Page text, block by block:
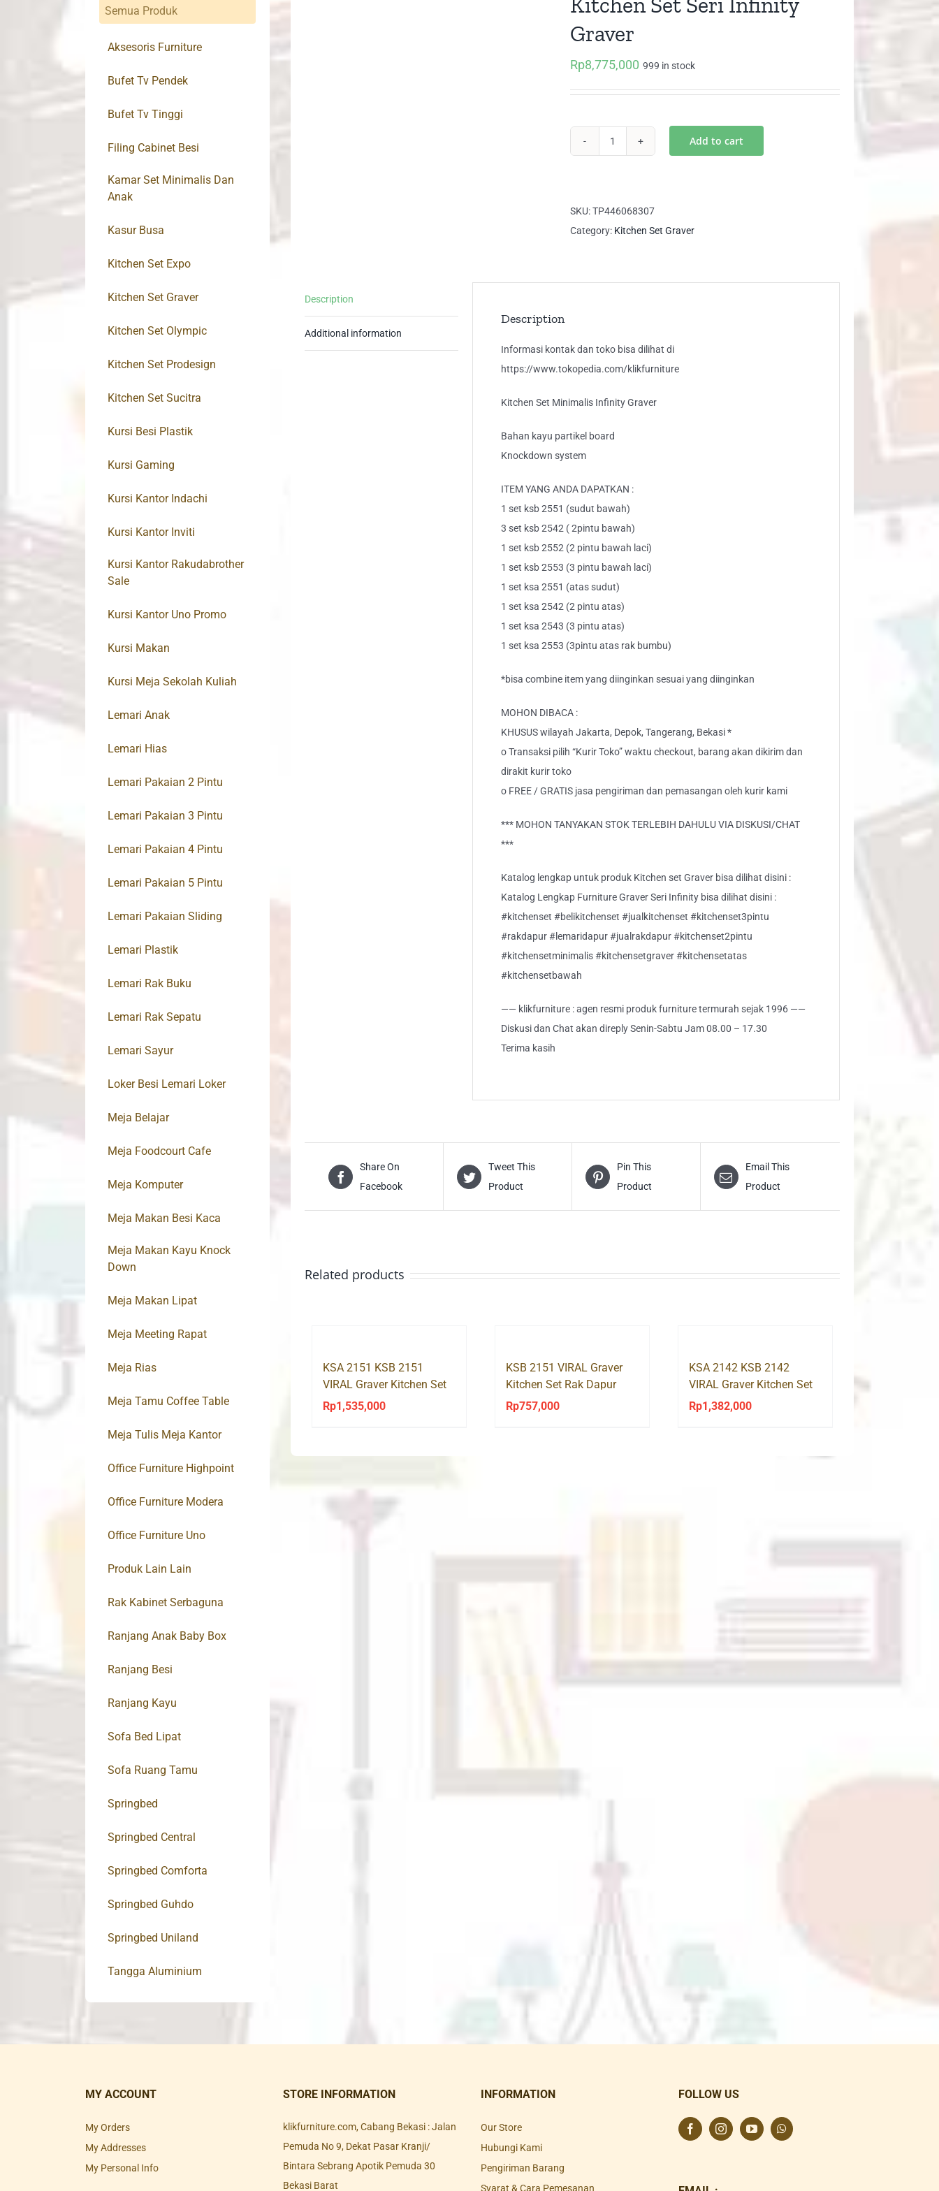
Graver
Rp8,775,000 999 in stock
Infinity
Graver
Add to cart
SKU:TP446068307
Category: Kitchen Set Graver
Description
Additional information
Description
Informasi kontak dan toko bisa dilihat di
https://www.tokopedia.com/klikfurniture
Kitchen Set Minimalis Infinity Graver
Bahan kayu partikel board
Knockdown system
ITEM YANG ANDA DAPATKAN :
1 set ksb 2551 (sudut bawah)
3 set ksb 2542 ( 2pintu bawah)
1 set ksb 2552 (2 pintu bawah laci)
1 set ksb 2553 (3 pintu bawah laci)
1 set ksa 2551 (atas sudut)
1 set ksa 2542 (2 pintu atas)
1 set ksa 2543 (3 pintu atas)
1 set ksa 2553 (3pintu atas rak bumbu)
*bisa combine item yang diinginkan sesuai yang diinginkan
MOHON DIBACA :
KHUSUS wilayah Jakarta, Depok, Tangerang, Bekasi *
o Transaksi pilih “Kurir Toko” waktu checkout, barang akan dikirim dan
dirakit kurir toko
o FREE / GRATIS jasa pengiriman dan pemasangan oleh kurir kami
*** MOHON TANYAKAN STOK TERLEBIH DAHULU VIA DISKUSI/CHAT
***
Katalog lengkap untuk produk Kitchen set Graver bisa dilihat disini :
Katalog Lengkap Furniture Graver Seri Infinity bisa dilihat disini :
#kitchenset #belikitchenset #jualkitchenset #kitchenset3pintu
#rakdapur #lemaridapur #jualrakdapur #kitchenset2pintu
#kitchensetminimalis #kitchensetgraver #kitchensetatas
#kitchensetbawah
—— klikfurniture : agen resmi produk furniture termurah sejak 1996 ——
Diskusi dan Chat akan direply Senin-Sabtu Jam 08.00 – 17.30
Terima kasih
Share On
Facebook
Tweet This
Product
Pin This
Product
Email This
Product
Related products
KSA 2151 KSB 2151
VIRAL Graver Kitchen Set
Rak Dapur Sudut
Rp1,535,000
KSB 2151 VIRAL Graver
Kitchen Set Rak Dapur
Bawah Sudut
Rp757,000
KSA 2142 KSB 2142
VIRAL Graver Kitchen Set
Rak Dapur Atas Bawah
Rp1,382,000
Semua Produk
Aksesoris Furniture
Bufet Tv Pendek
Bufet Tv Tinggi
Filing Cabinet Besi
Kamar Set Minimalis Dan
Anak
Kasur Busa
Kitchen Set Expo
Kitchen Set Graver
Kitchen Set Olympic
Kitchen Set Prodesign
Kitchen Set Sucitra
Kursi Besi Plastik
Kursi Gaming
Kursi Kantor Indachi
Kursi Kantor Inviti
Kursi Kantor Rakudabrother
Sale
Kursi Kantor Uno Promo
Kursi Makan
Kursi Meja Sekolah Kuliah
Lemari Anak
Lemari Hias
Lemari Pakaian 2 Pintu
Lemari Pakaian 3 Pintu
Lemari Pakaian 4 Pintu
Lemari Pakaian 5 Pintu
Lemari Pakaian Sliding
Lemari Plastik
Lemari Rak Buku
Lemari Rak Sepatu
Lemari Sayur
Loker Besi Lemari Loker
Meja Belajar
Meja Foodcourt Cafe
Meja Komputer
Meja Makan Besi Kaca
Meja Makan Kayu Knock
Down
Meja Makan Lipat
Meja Meeting Rapat
Meja Rias
Meja Tamu Coffee Table
Meja Tulis Meja Kantor
Office Furniture Highpoint
Office Furniture Modera
Office Furniture Uno
Produk Lain Lain
Rak Kabinet Serbaguna
Ranjang Anak Baby Box
Ranjang Besi
Ranjang Kayu
Sofa Bed Lipat
Sofa Ruang Tamu
Springbed
Springbed Central
Springbed Comforta
Springbed Guhdo
Springbed Uniland
Tangga Aluminium
MY ACCOUNT
My Orders
My Addresses
My Personal Info
STORE INFORMATION
klikfurniture.com, Cabang Bekasi : Jalan
Pemuda No 9, Dekat Pasar Kranji/
Bintara Sebrang Apotik Pemuda 30
Bekasi Barat
INFORMATION
Our Store
Hubungi Kami
Pengiriman Barang
Syarat & Cara Pemesanan
FOLLOW US